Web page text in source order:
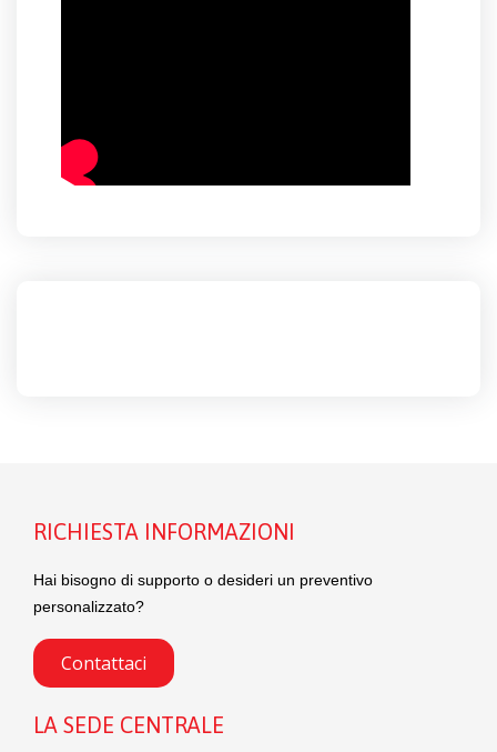
RICHIESTA INFORMAZIONI
Hai bisogno di supporto o desideri un preventivo
personalizzato?
Contattaci
LA SEDE CENTRALE